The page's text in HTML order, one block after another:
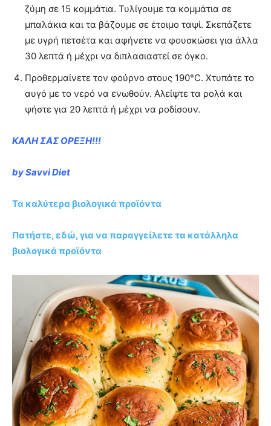
ζύμη σε 15 κομμάτια. Τυλίγουμε τα κομμάτια σε
μπαλάκια και τα βάζουμε σε έτοιμο ταψί. Σκεπάζετε
με υγρή πετσέτα και αφήνετε να φουσκώσει για άλλα
30 λεπτά ή μέχρι να διπλασιαστεί σε όγκο.
Προθερμαίνετε τον φούρνο στους 190°C. Χτυπάτε το
αυγό με το νερό να ενωθούν. Αλείψτε τα ρολά και
ψήστε για 20 λεπτά ή μέχρι να ροδίσουν.
ΚΑΛΗ ΣΑΣ ΟΡΕΞΗ!!!
by Savvi Diet
Τα καλύτερα βιολογικά προϊόντα
Πατήστε, εδώ, για να παραγγείλετε τα κατάλληλα
βιολογικά προϊόντα